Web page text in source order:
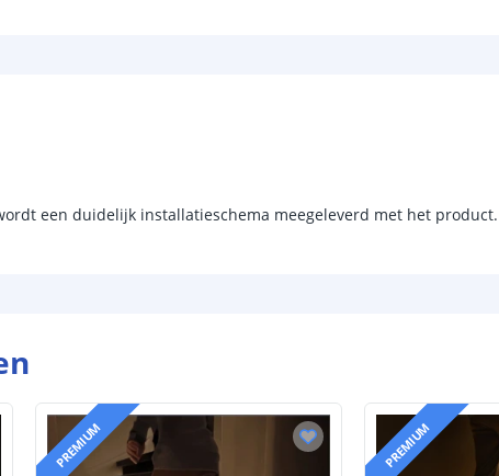
een duidelijk installatieschema meegeleverd met het
PREMIUM PREMIUM